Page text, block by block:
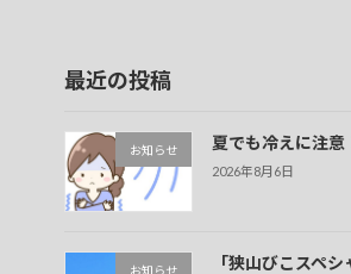
最近の投稿
お知らせ 夏でも冷えに注意
2026年8月6日
お知らせ
「狭山びこスペ